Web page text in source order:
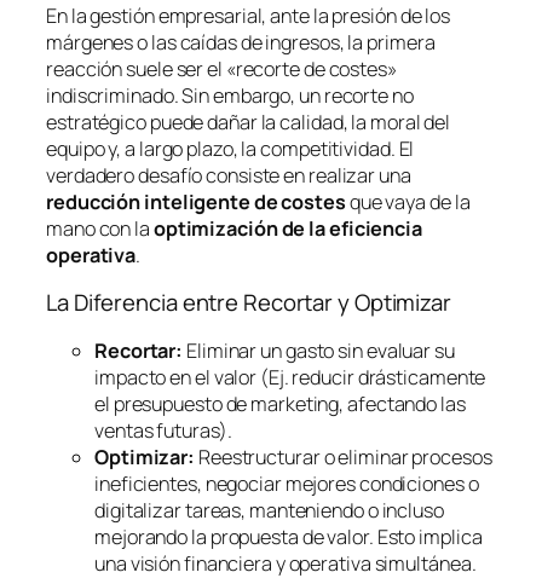
En la gestión empresarial, ante la presión de los
márgenes o las caídas de ingresos, la primera
reacción suele ser el «recorte de costes»
indiscriminado. Sin embargo, un recorte no
estratégico puede dañar la calidad, la moral del
equipo y, a largo plazo, la competitividad. El
verdadero desafío consiste en realizar una
reducción inteligente de costesque vaya de la
mano con laoptimización de la eficiencia
operativa.
La Diferencia entre Recortar y Optimizar
Recortar: Eliminar un gasto sin evaluar su
impacto en el valor (Ej. reducir drásticamente
el presupuesto de marketing, afectando las
ventas futuras).
Optimizar: Reestructurar o eliminar procesos
ineficientes, negociar mejores condiciones o
digitalizar tareas, manteniendo o incluso
mejorando la propuesta de valor. Esto implica
una visión financiera y operativa simultánea.